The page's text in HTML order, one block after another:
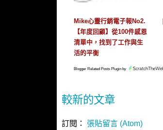
Mike心靈行銷電子報No2.
【年度回顧】從100件感恩
清單中，找到了工作與生
活的平衡
Blogger Related Posts Plugin by
較新的文章
訂閱： 張貼留言 (Atom)